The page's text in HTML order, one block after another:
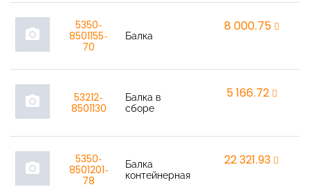
photo_camera
5350-
8501155-
70
Балка
8 000,75
photo_camera
53212-
8501130
Балка в
сборе
5 166,72
photo_camera
5350-
8501201-
78
Балка
контейнерная
22 321,93